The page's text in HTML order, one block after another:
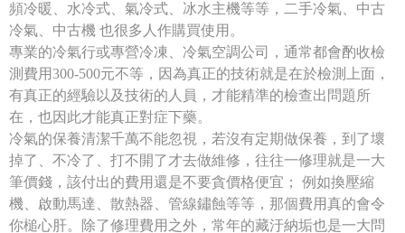
頻冷暖、水冷式、氣冷式、冰水主機等等，二手冷氣、中古
冷氣、中古機 也很多人作購買使用。
專業的冷氣行或專營冷凍、冷氣空調公司，通常都會酌收檢
測費用300-500元不等，因為真正的技術就是在於檢測上面，
有真正的經驗以及技術的人員，才能精準的檢查出問題所
在，也因此才能真正對症下藥。
冷氣的保養清潔千萬不能忽視，若沒有定期做保養，到了壞
掉了、不冷了、打不開了才去做維修，往往一修理就是一大
筆價錢，該付出的費用還是不要貪價格便宜； 例如換壓縮
機、啟動馬達、散熱器、管線鏽蝕等等，那個費用真的會令
你槌心肝。除了修理費用之外，常年的藏汙納垢也是一大問